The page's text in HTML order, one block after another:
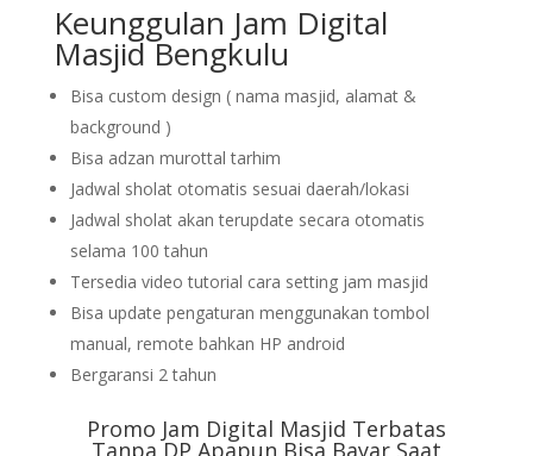
Keunggulan Jam Digital
Masjid Bengkulu
Bisa custom design ( nama masjid, alamat &
background )
Bisa adzan murottal tarhim
Jadwal sholat otomatis sesuai daerah/lokasi
Jadwal sholat akan terupdate secara otomatis
selama 100 tahun
Tersedia video tutorial cara setting jam masjid
Bisa update pengaturan menggunakan tombol
manual, remote bahkan HP android
Bergaransi 2 tahun
Promo Jam Digital Masjid Terbatas
Tanpa DP Apapun Bisa Bayar Saat